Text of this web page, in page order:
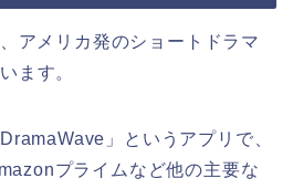
アメリカ発のショートドラマ
ます。
」というアプリで、
プライムなど他の主要な